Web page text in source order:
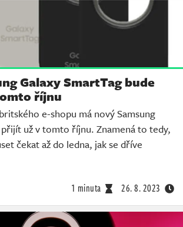
Galaxy SmartTag bude
říjnu
e-shopu má nový Samsung
přijít už v tomto říjnu. Znamená to tedy,
čekat až do ledna, jak se dříve
1 minuta 26. 8. 2023